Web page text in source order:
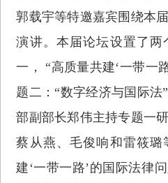
郭载宇等特邀嘉宾围绕本
演讲。本届论坛设置了
一， “高质量共建‘一带一
题二：“数字经济与国际法
部副部长郑伟主持专题一
蔡从燕、毛俊响和雷筱
建‘一带一路’的国际法律